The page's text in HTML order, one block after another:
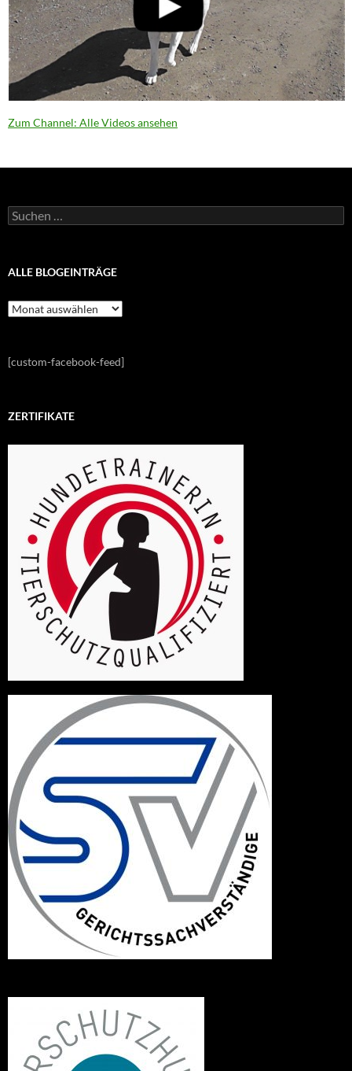
Zum Channel: Alle Videos ansehen
Suchen
nach:
ALLE BLOGEINTRÄGE
Alle
Blogeinträge
[custom-facebook-feed]
ZERTIFIKATE